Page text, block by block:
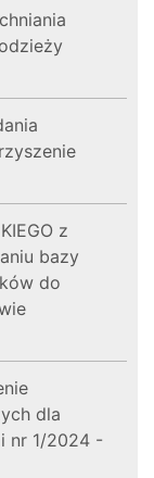
z
bazy
do
dla
nr 1/2024 -